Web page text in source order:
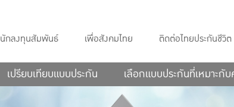
นักลงทุนสัมพันธ์ เพื่อสังคมไทย ติดต่อไทยประกันชีวิต
เปรียบเทียบแบบประกัน เลือกแบบประกันที่เหมาะกั